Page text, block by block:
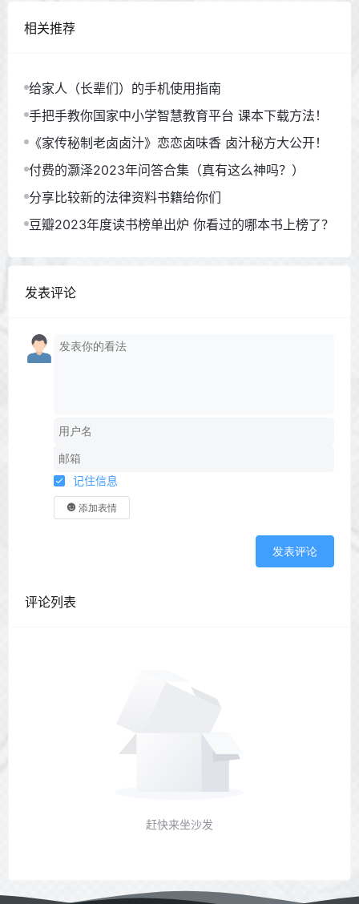
相关推荐
给家人（长辈们）的手机使用指南
手把手教你国家中小学智慧教育平台 课本下载方法！
《家传秘制老卤卤汁》恋恋卤味香 卤汁秘方大公开！
付费的灏泽2023年问答合集（真有这么神吗？）
分享比较新的法律资料书籍给你们
豆瓣2023年度读书榜单出炉 你看过的哪本书上榜了？
发表评论
记住信息
添加表情
发表评论
评论列表
赶快来坐沙发